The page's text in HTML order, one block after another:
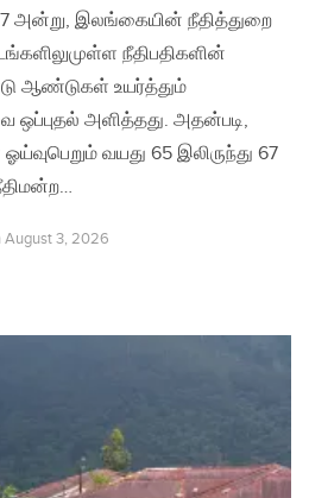
அன்று, இலங்கையின் நீதித்துறை
நீதிபதிகளின்
ஆண்டுகள் உயர்த்தும்
அளித்தது. அதன்படி,
வயது 65 இலிருந்து 67
August 3, 2026